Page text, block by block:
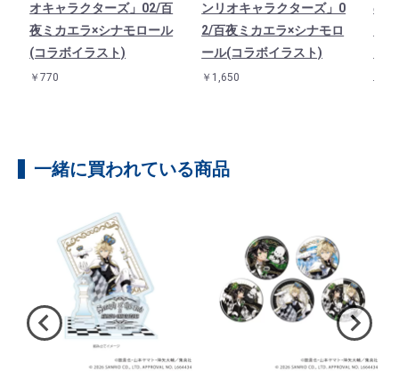
オキャラクターズ」02/百
夜ミカエラ×シナモロール
(コラボイラスト)
￥770
ンリオキャラクターズ」0
2/百夜ミカエラ×シナモロ
ール(コラボイラスト)
￥1,650
の
一緒に買われている商品